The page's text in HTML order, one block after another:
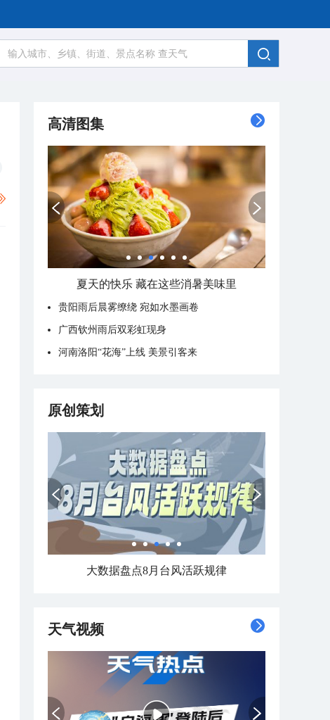
高清图集
广西南宁：盛夏里的“绿野仙踪”
贵阳雨后晨雾缭绕 宛如水墨画卷
广西钦州雨后双彩虹现身
河南洛阳“花海”上线 美景引客来
原创策划
天气视频